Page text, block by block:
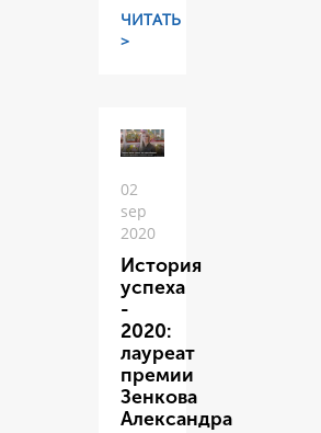
ЧИТАТЬ
>
02
sep
2020
История
успеха
-
2020:
лауреат
премии
Зенкова
Александра